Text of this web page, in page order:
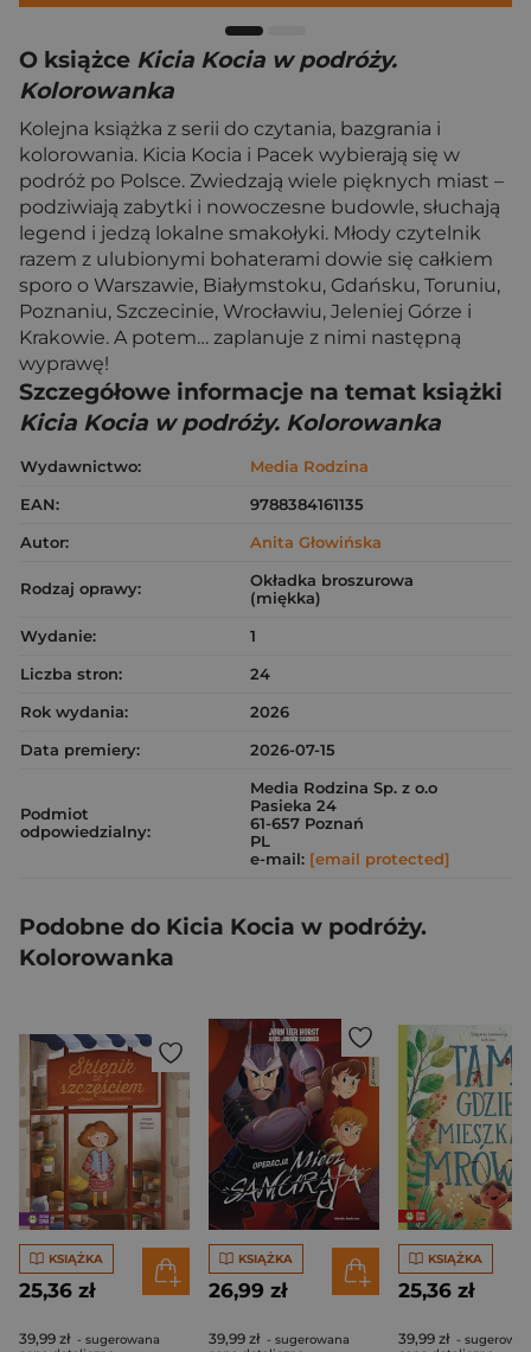
O książce Kicia Kocia w podróży.
Kolorowanka
Kolejna książka z serii do czytania, bazgrania i
kolorowania. Kicia Kocia i Pacek wybierają się w
podróż po Polsce. Zwiedzają wiele pięknych miast –
podziwiają zabytki i nowoczesne budowle, słuchają
legend i jedzą lokalne smakołyki. Młody czytelnik
razem z ulubionymi bohaterami dowie się całkiem
sporo o Warszawie, Białymstoku, Gdańsku, Toruniu,
Poznaniu, Szczecinie, Wrocławiu, Jeleniej Górze i
Krakowie. A potem… zaplanuje z nimi następną
wyprawę!
Szczegółowe informacje na temat książki
Kicia Kocia w podróży. Kolorowanka
Wydawnictwo:
Media Rodzina
EAN:
9788384161135
Autor:
Anita Głowińska
Rodzaj oprawy:
Okładka broszurowa
(miękka)
Wydanie:
1
Liczba stron:
24
Rok wydania:
2026
Data premiery:
2026-07-15
Podmiot
odpowiedzialny:
Media Rodzina Sp. z o.o
Pasieka 24
61-657 Poznań
PL
e-mail: [email protected]
Podobne do Kicia Kocia w podróży.
Kolorowanka
KSIĄŻKA
25,36 zł
39,99 zł - sugerowana
KSIĄŻKA
26,99 zł
39,99 zł - sugerowana
KSIĄŻKA
25,36 zł
39,99 zł -